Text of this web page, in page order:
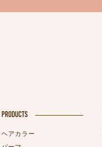
PRODUCTS
ヘアカラー